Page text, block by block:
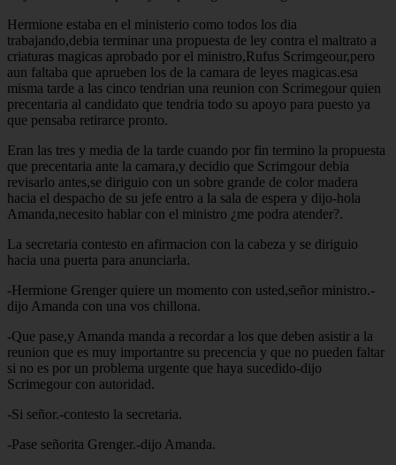
Hermione estaba en el ministerio como todos los dia
trabajando,debia terminar una propuesta de ley contra el maltrato a
criaturas magicas aprobado por el ministro,Rufus Scrimgeour,pero
aun faltaba que aprueben los de la camara de leyes magicas.esa
misma tarde a las cinco tendrian una reunion con Scrimegour quien
precentaria al candidato que tendria todo su apoyo para puesto ya
que pensaba retirarce pronto.
Eran las tres y media de la tarde cuando por fin termino la propuesta
que precentaria ante la camara,y decidio que Scrimgour debia
revisarlo antes,se diriguio con un sobre grande de color madera
hacia el despacho de su jefe entro a la sala de espera y dijo-hola
Amanda,necesito hablar con el ministro ¿me podra atender?.
La secretaria contesto en afirmacion con la cabeza y se diriguio
hacia una puerta para anunciarla.
-Hermione Grenger quiere un momento con usted,señor ministro.-
dijo Amanda con una vos chillona.
-Que pase,y Amanda manda a recordar a los que deben asistir a la
reunion que es muy importantre su precencia y que no pueden faltar
si no es por un problema urgente que haya sucedido-dijo
Scrimegour con autoridad.
-Si señor.-contesto la secretaria.
-Pase señorita Grenger.-dijo Amanda.